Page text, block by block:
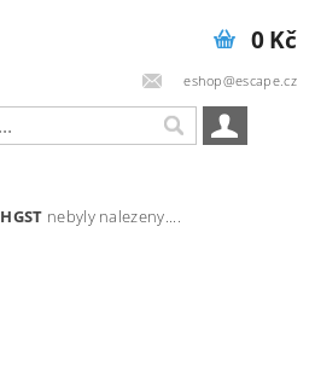
eshop@escape.cz
0 Kč
HGST nebyly nalezeny....